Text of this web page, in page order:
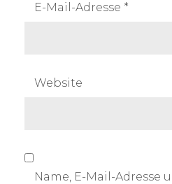
E-Mail-Adresse *
Website
Name, E-Mail-Adresse